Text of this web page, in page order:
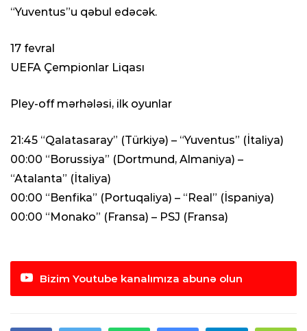
“Yuventus”u qəbul edəcək.
17 fevral
UEFA Çempionlar Liqası
Pley-off mərhələsi, ilk oyunlar
21:45 “Qalatasaray” (Türkiyə) – “Yuventus” (İtaliya)
00:00 “Borussiya” (Dortmund, Almaniya) –
“Atalanta” (İtaliya)
00:00 “Benfika” (Portuqaliya) – “Real” (İspaniya)
00:00 “Monako” (Fransa) – PSJ (Fransa)
Bizim Youtube kanalımıza abunə olun